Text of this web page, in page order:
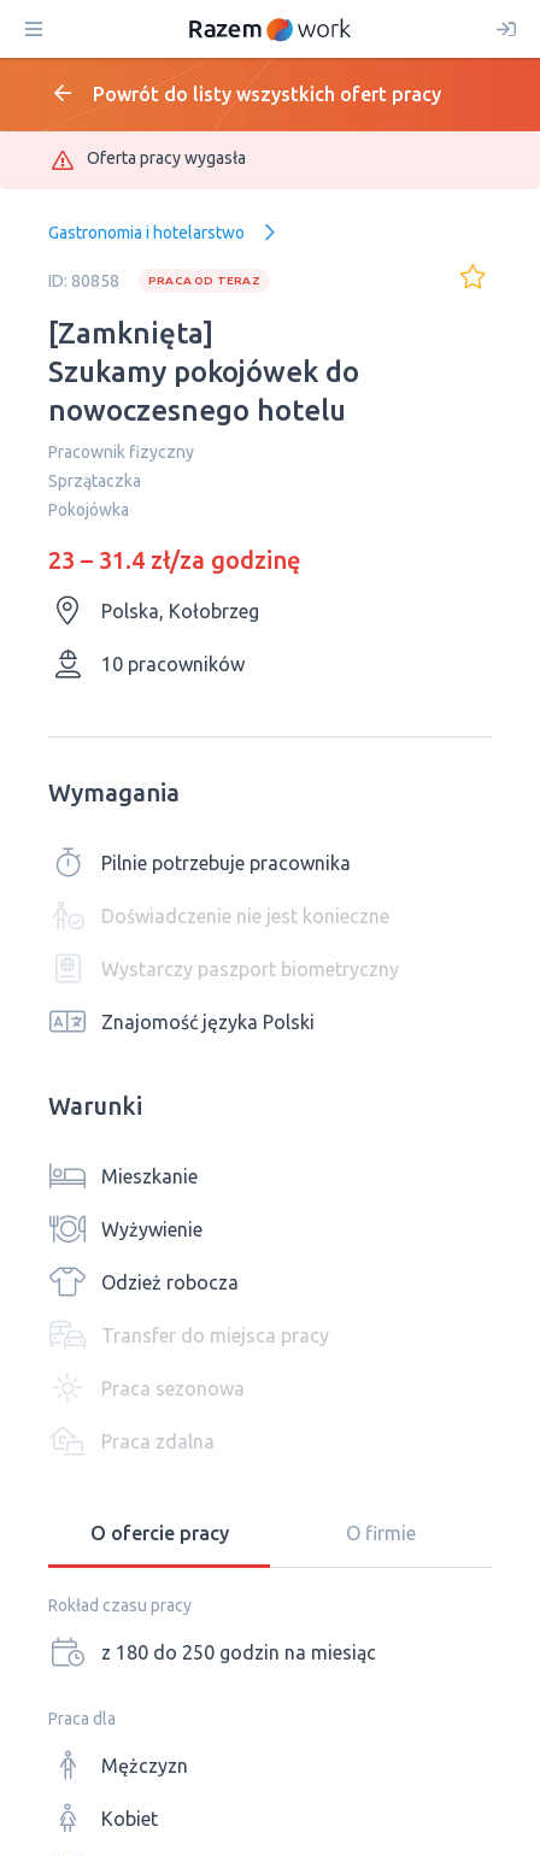
Powrót do listy wszystkich ofert pracy
Oferta pracy wygasła
Gastronomia i hotelarstwo
ID: 80858 PRACA OD TERAZ
[Zamknięta]
Szukamy pokojówek do
nowoczesnego hotelu
Pracownik fizyczny
Sprzątaczka
Pokojówka
23 – 31.4 zł/za godzinę
Polska, Kołobrzeg
10 pracowników
Wymagania
Pilnie potrzebuje pracownika
Doświadczenie nie jest konieczne
Wystarczy paszport biometryczny
Znajomość języka Polski
Warunki
Mieszkanie
Wyżywienie
Odzież robocza
Transfer do miejsca pracy
Praca sezonowa
Praca zdalna
O ofercie pracy O firmie
Rokład czasu pracy
z 180 do 250 godzin na miesiąc
Praca dla
Mężczyzn
Kobiet